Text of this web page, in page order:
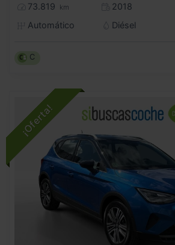
73.819 km
2018
Automático
Diésel
C